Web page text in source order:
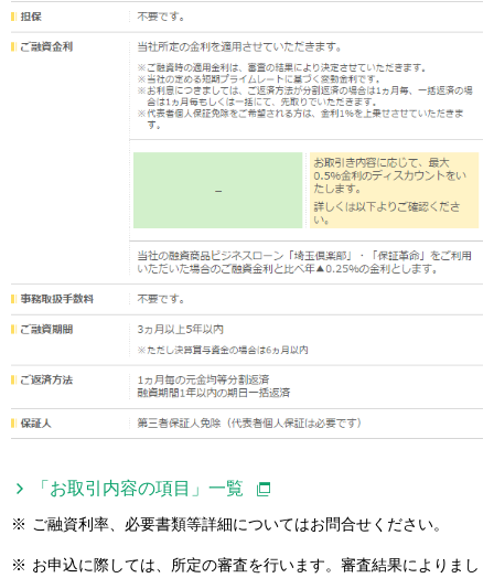
「お取引内容の項目」一覧
※ ご融資利率、必要書類等詳細についてはお問合せください。
※ お申込に際しては、所定の審査を行います。審査結果によりまし